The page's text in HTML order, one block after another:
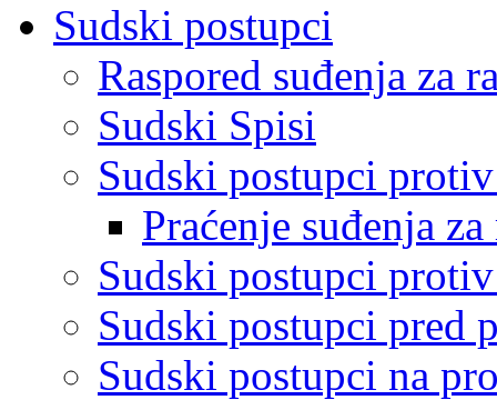
Sudski postupci
Raspored suđenja za
Sudski Spisi
Sudski postupci
Praćenje suđenja
Sudski postupci
Sudski postupci pred
Sudski postupci na